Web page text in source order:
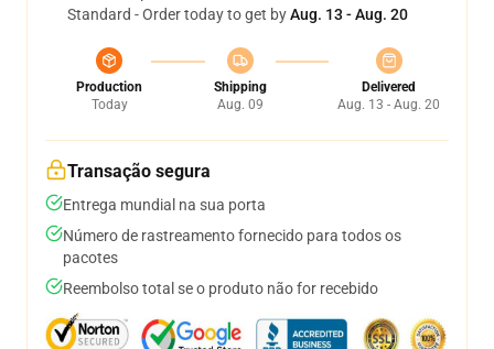
Standard - Order today to get byAug. 13 - Aug. 20
Production
Today
Shipping
Aug. 09
Delivered
Aug. 13 - Aug. 20
Transação segura
Entrega mundial na sua porta
Número de rastreamento fornecido para todos os
pacotes
Reembolso total se o produto não for recebido